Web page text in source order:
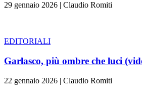
29 gennaio 2026 | Claudio Romiti
EDITORIALI
Garlasco, più ombre che luci
22 gennaio 2026 | Claudio Romiti